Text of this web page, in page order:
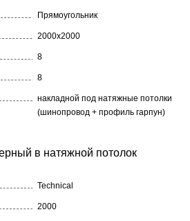
Прямоугольник
2000x2000
8
8
накладной под натяжные потолки
(шинопровод + профиль гарпун)
в натяжной потолок
Technical
2000